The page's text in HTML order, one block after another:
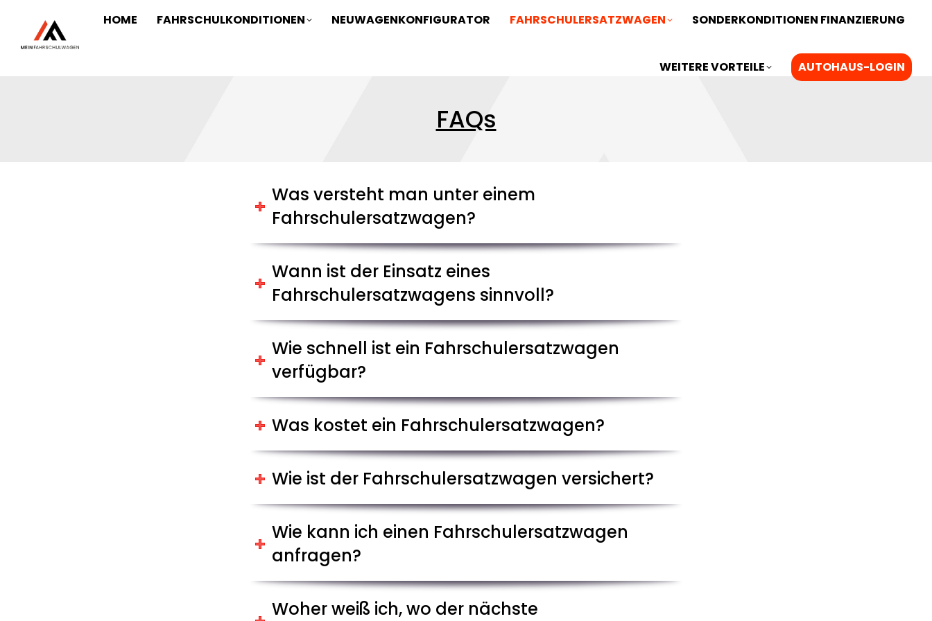
HOME FAHRSCHULKONDITIONEN NEUWAGENKONFIGURATOR FAHRSCHULERSATZWAGEN SONDERKONDITIONEN FINANZIERUNG
WEITERE VORTEILE AUTOHAUS-LOGIN
FAQs
Was versteht man unter einem
Fahrschulersatzwagen?
Wann ist der Einsatz eines
Fahrschulersatzwagens sinnvoll?
Wie schnell ist ein Fahrschulersatzwagen
verfügbar?
Was kostet ein Fahrschulersatzwagen?
Wie ist der Fahrschulersatzwagen versichert?
Wie kann ich einen Fahrschulersatzwagen
anfragen?
Woher weiß ich, wo der nächste